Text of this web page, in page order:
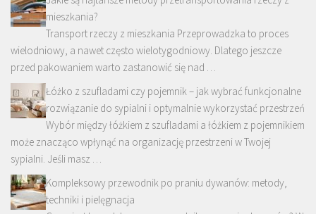
mieszkania?
Transport rzeczy z mieszkania Przeprowadzka to proces
wielodniowy, a nawet często wielotygodniowy. Dlatego jeszcze
przed pakowaniem warto zastanowić się nad …
Łóżko z szufladami czy pojemnik – jak wybrać funkcjonalne
rozwiązanie do sypialni i optymalnie wykorzystać przestrzeń
Wybór między łóżkiem z szufladami a łóżkiem z pojemnikiem
może znacząco wpłynąć na organizację przestrzeni w Twojej
sypialni. Jeśli masz …
Kompleksowy przewodnik po praniu dywanów: metody,
techniki i pielęgnacja